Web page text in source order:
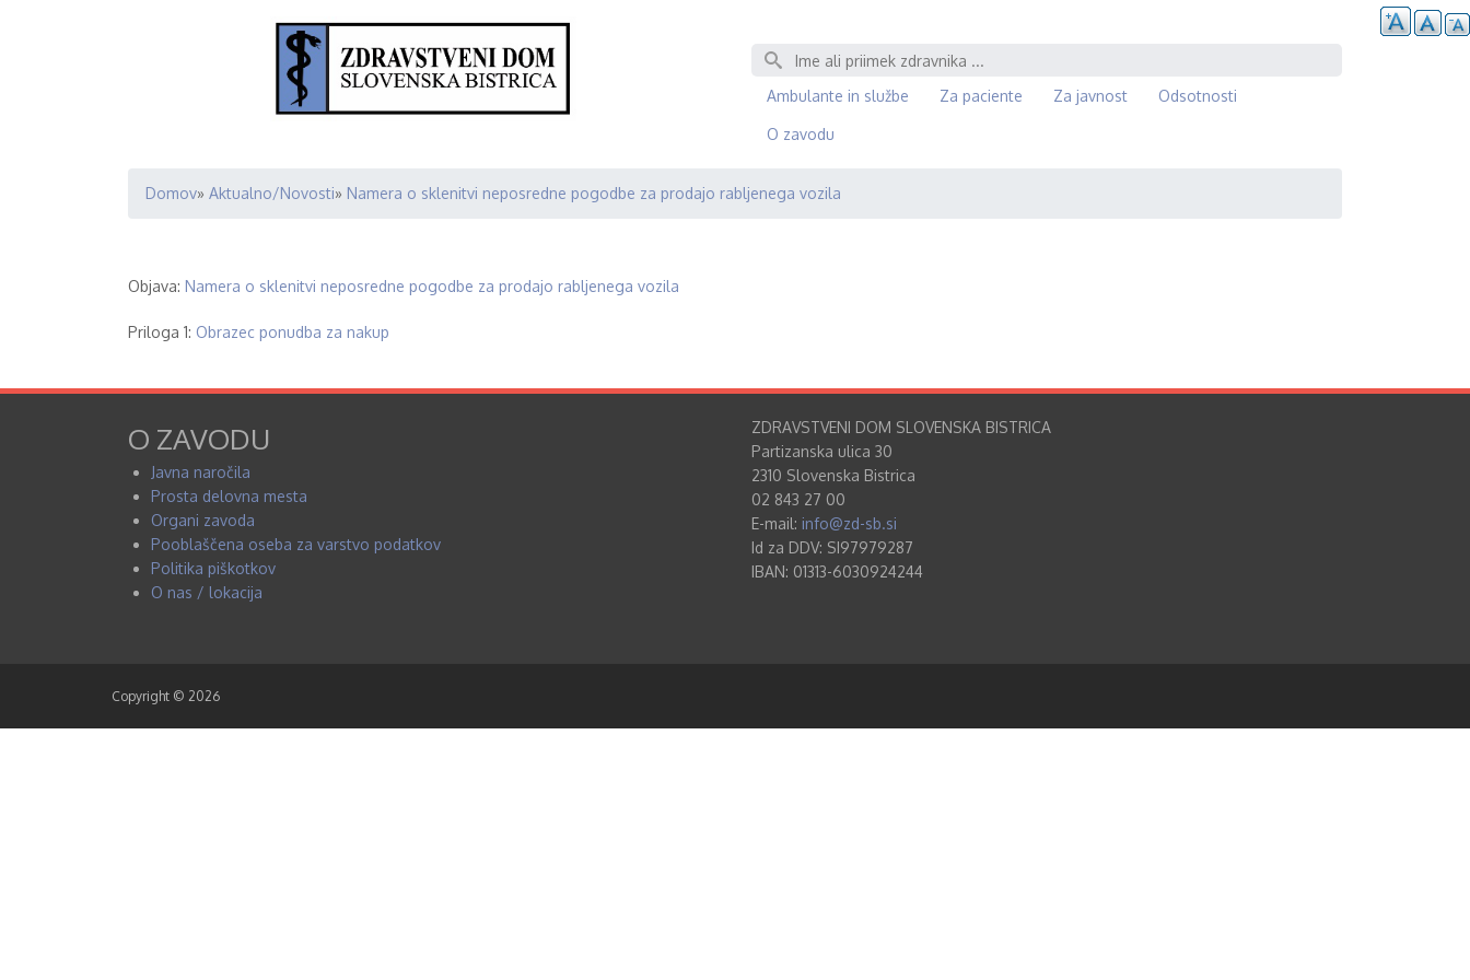
Išči
Ambulante in službe Za paciente Za javnost Odsotnosti
O zavodu
Breadcrumb
Domov Aktualno/Novosti Namera o sklenitvi neposredne pogodbe za prodajo rabljenega vozila
Objava: Namera o sklenitvi neposredne pogodbe za prodajo rabljenega vozila
Priloga 1: Obrazec ponudba za nakup
O ZAVODU
Javna naročila
Prosta delovna mesta
Organi zavoda
Pooblaščena oseba za varstvo podatkov
Politika piškotkov
O nas / lokacija
ZDRAVSTVENI DOM SLOVENSKA BISTRICA
Partizanska ulica 30
2310 Slovenska Bistrica
02 843 27 00
E-mail: info@zd-sb.si
Id za DDV: SI97979287
IBAN: 01313-6030924244
Copyright © 2026